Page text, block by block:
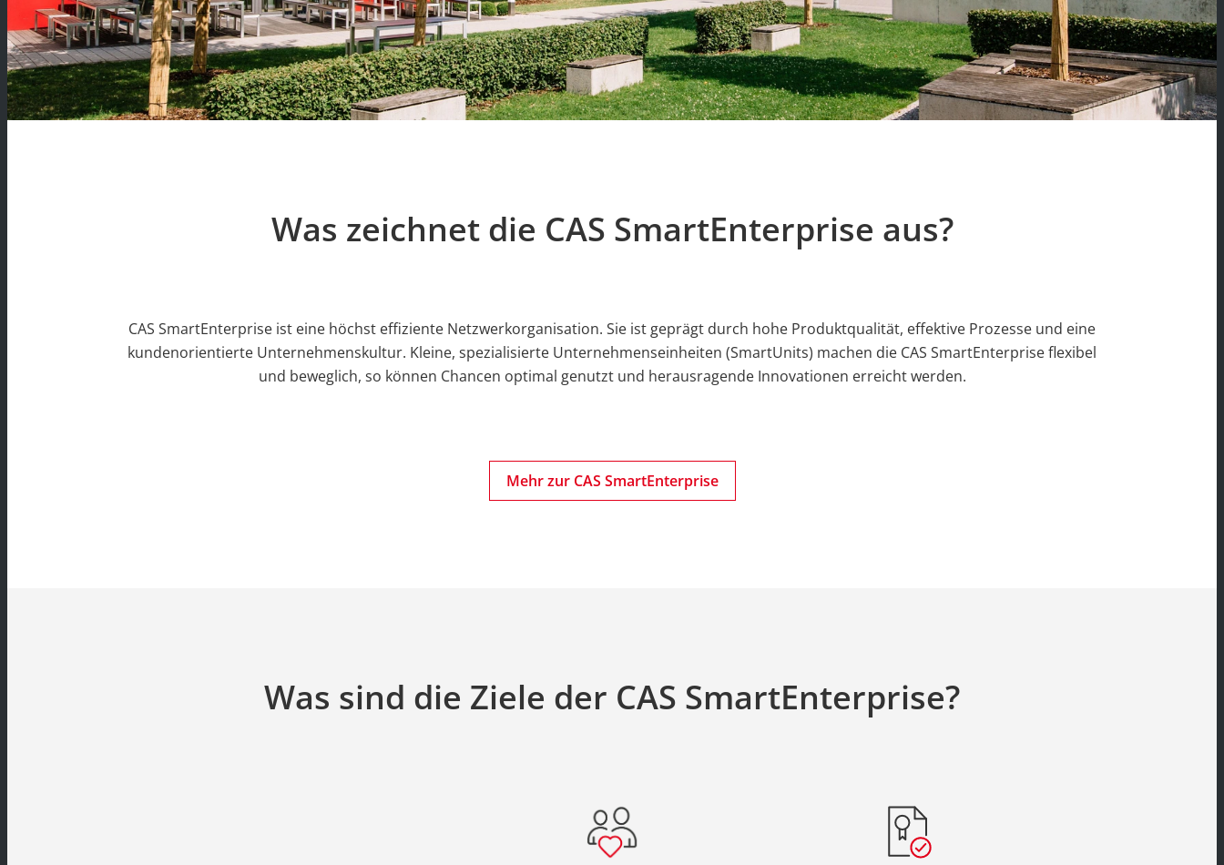
Was zeichnet die CAS SmartEnterprise aus?
CAS SmartEnterprise ist eine höchst effiziente Netzwerkorganisation. Sie ist geprägt durch hohe Produktqualität, effektive Prozesse und eine
kundenorientierte Unternehmenskultur. Kleine, spezialisierte Unternehmenseinheiten (SmartUnits) machen die CAS SmartEnterprise flexibel
und beweglich, so können Chancen optimal genutzt und herausragende Innovationen erreicht werden.
Mehr zur CAS SmartEnterprise
Was sind die Ziele der CAS SmartEnterprise?